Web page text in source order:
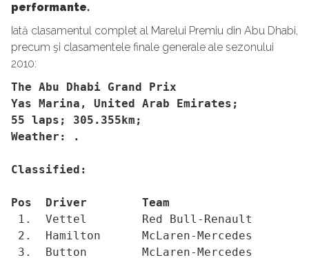
performante.
Iată clasamentul complet al Marelui Premiu din Abu Dhabi,
precum şi clasamentele finale generale ale sezonului
2010:
The Abu Dhabi Grand Prix
Yas Marina, United Arab Emirates;
55 laps; 305.355km;
Weather: .
Classified:
Pos  Driver        Team
1.  Vettel        Red Bull-Renault
2.  Hamilton      McLaren-Mercedes
3.  Button        McLaren-Mercedes